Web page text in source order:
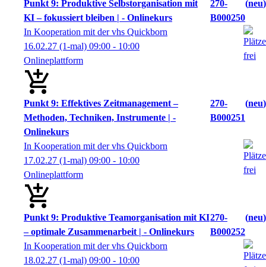
Punkt 9: Produktive Selbstorganisation mit
KI – fokussiert bleiben | - Onlinekurs
270-
B000250
neu
In Kooperation mit der vhs Quickborn
16.02.27 (1-mal) 09:00 - 10:00
Onlineplattform
Punkt 9: Effektives Zeitmanagement –
Methoden, Techniken, Instrumente | -
Onlinekurs
270-
B000251
neu
In Kooperation mit der vhs Quickborn
17.02.27 (1-mal) 09:00 - 10:00
Onlineplattform
Punkt 9: Produktive Teamorganisation mit KI
– optimale Zusammenarbeit | - Onlinekurs
270-
B000252
neu
In Kooperation mit der vhs Quickborn
18.02.27 (1-mal) 09:00 - 10:00